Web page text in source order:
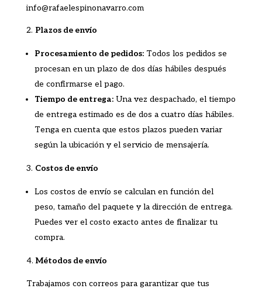
info@rafaelespinonavarro.com
Plazos de envío
Procesamiento de pedidos:Todos los pedidos se
procesan en un plazo de dos días hábiles después
de confirmarse el pago.
Tiempo de entrega:Una vez despachado, el tiempo
de entrega estimado es de dos a cuatro días hábiles.
Tenga en cuenta que estos plazos pueden variar
según la ubicación y el servicio de mensajería.
Costos de envío
Los costos de envío se calculan en función del
peso, tamaño del paquete y la dirección de entrega.
Puedes ver el costo exacto antes de finalizar tu
compra.
Métodos de envío
Trabajamos con correos para garantizar que tus